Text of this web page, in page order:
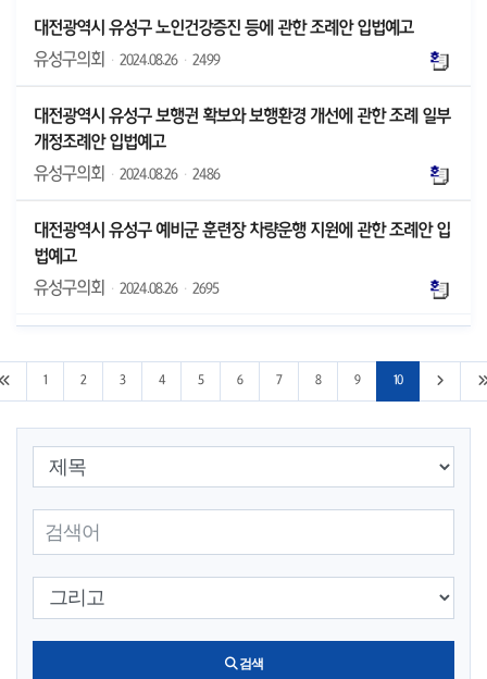
대전광역시 유성구 노인건강증진 등에 관한 조례안 입법예고
유성구의회
· 2024.08.26 · 2499
대전광역시 유성구 보행권 확보와 보행환경 개선에 관한 조례 일부
개정조례안 입법예고
유성구의회
· 2024.08.26 · 2486
대전광역시 유성구 예비군 훈련장 차량운행 지원에 관한 조례안 입
법예고
유성구의회
· 2024.08.26 · 2695
처음 페이지로 이동
1 2 3 4 5 6 7 8 9 10 다음 10
검색